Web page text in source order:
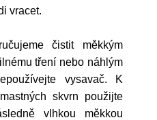
vracet.
čistit měkkým
tření nebo náhlým
vysavač. K
skvrn použijte
vlhkou měkkou